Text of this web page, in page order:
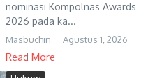
nominasi Kompolnas Awards
2026 pada ka...
Masbuchin Agustus 1, 2026
Read More